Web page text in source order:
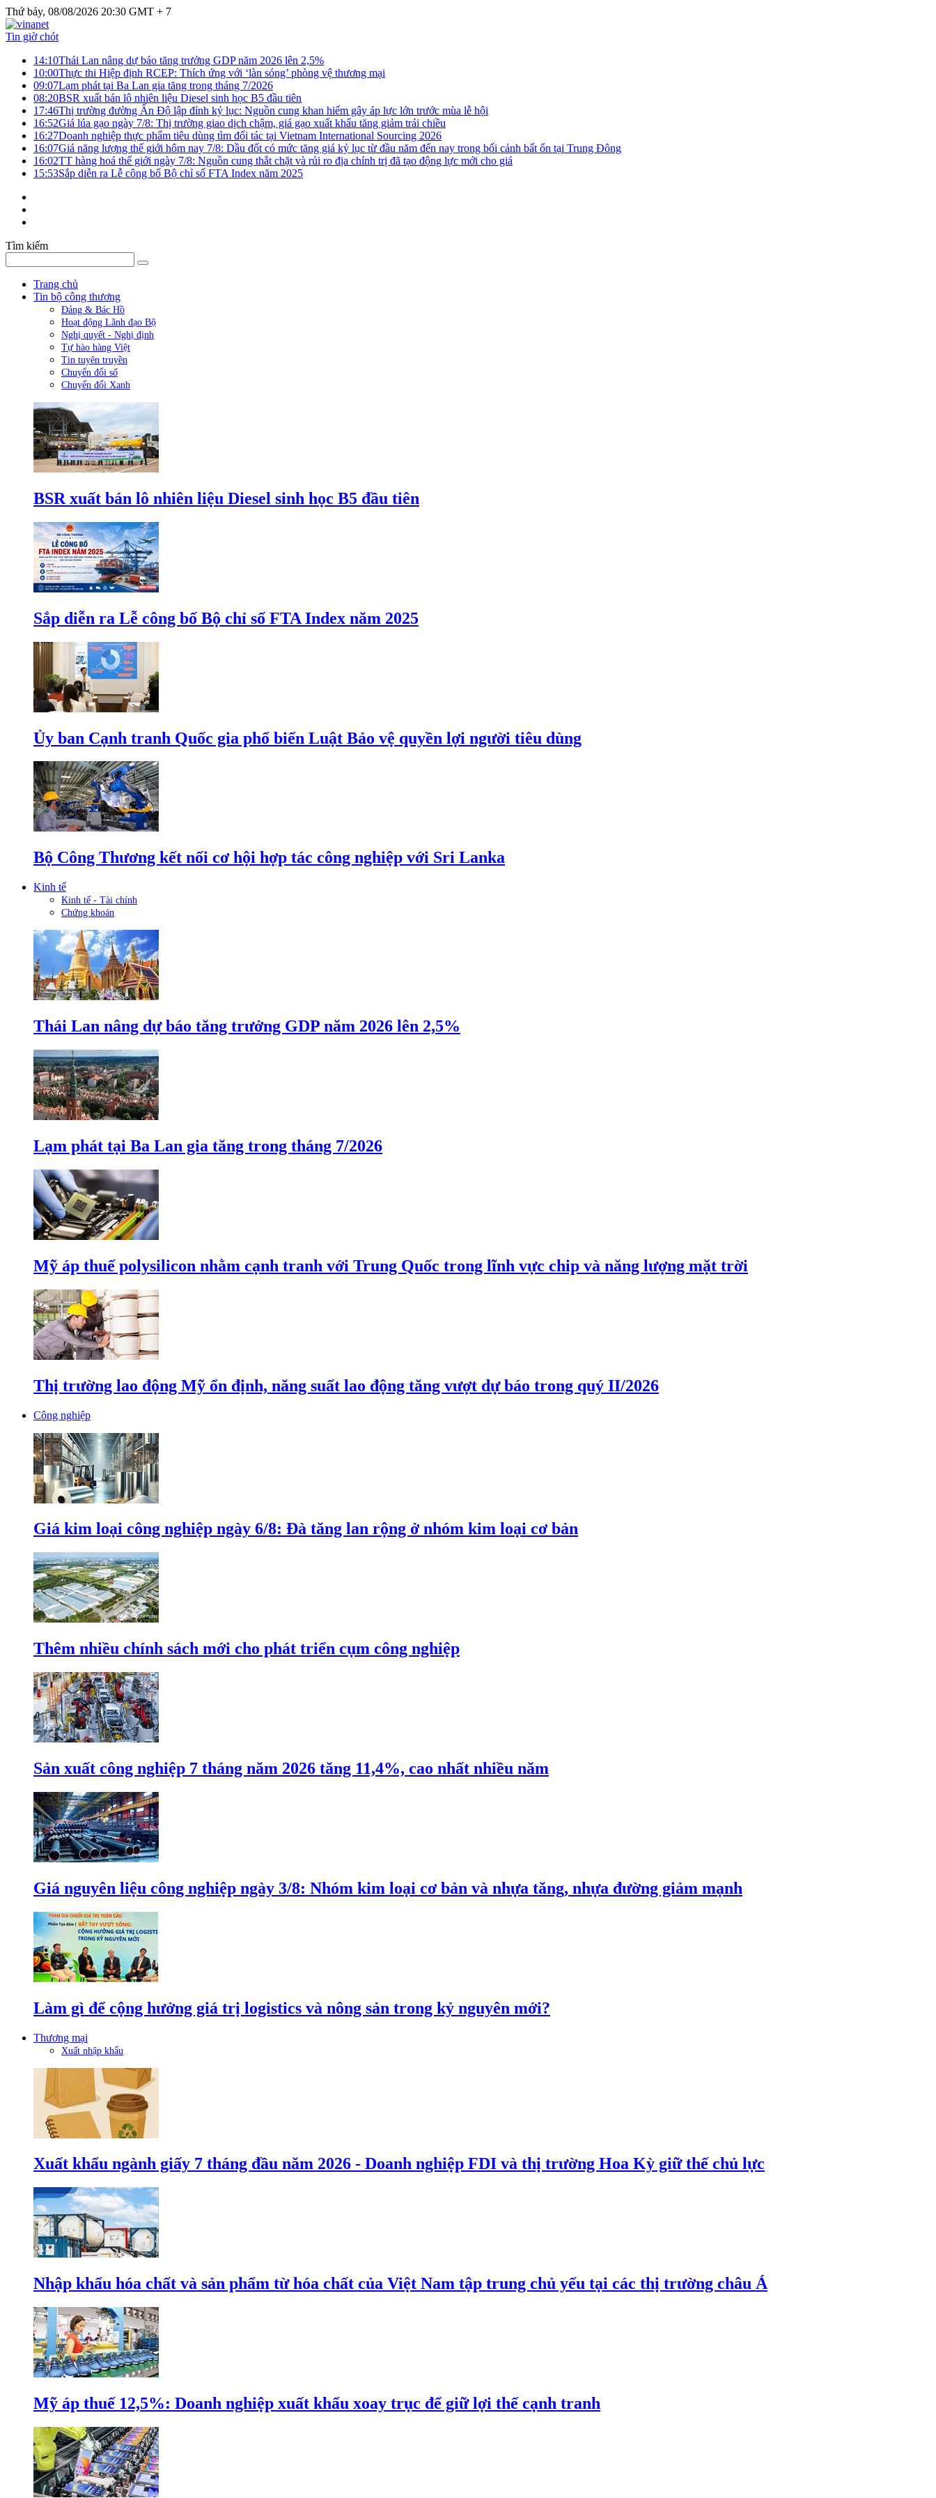
Thứ bảy, 08/08/2026 20:30 GMT + 7
Tin giờ chót
14:10Thái Lan nâng dự báo tăng trưởng GDP năm 2026 lên 2,5%
10:00Thực thi Hiệp định RCEP: Thích ứng với ‘làn sóng’ phòng vệ thương mại
09:07Lạm phát tại Ba Lan gia tăng trong tháng 7/2026
08:20BSR xuất bán lô nhiên liệu Diesel sinh học B5 đầu tiên
17:46Thị trường đường Ấn Độ lập đỉnh kỷ lục: Nguồn cung khan hiếm gây áp lực lớn trước mùa lễ hội
16:52Giá lúa gạo ngày 7/8: Thị trường giao dịch chậm, giá gạo xuất khẩu tăng giảm trái chiều
16:27Doanh nghiệp thực phẩm tiêu dùng tìm đối tác tại Vietnam International Sourcing 2026
16:07Giá năng lượng thế giới hôm nay 7/8: Dầu đốt có mức tăng giá kỷ lục từ đầu năm đến nay trong bối cảnh bất ổn tại Trung Đông
16:02TT hàng hoá thế giới ngày 7/8: Nguồn cung thắt chặt và rủi ro địa chính trị đã tạo động lực mới cho giá
15:53Sắp diễn ra Lễ công bố Bộ chỉ số FTA Index năm 2025
Tìm kiếm
Trang chủ
Tin bộ công thương
Đảng & Bác Hồ
Hoạt động Lãnh đạo Bộ
Nghị quyết - Nghị định
Tự hào hàng Việt
Tin tuyên truyền
Chuyển đổi số
Chuyển đổi Xanh
BSR xuất bán lô nhiên liệu Diesel sinh học B5 đầu tiên
Sắp diễn ra Lễ công bố Bộ chỉ số FTA Index năm 2025
Ủy ban Cạnh tranh Quốc gia phổ biến Luật Bảo vệ quyền lợi người tiêu dùng
Bộ Công Thương kết nối cơ hội hợp tác công nghiệp với Sri Lanka
Kinh tế
Kinh tế - Tài chính
Chứng khoán
Thái Lan nâng dự báo tăng trưởng GDP năm 2026 lên 2,5%
Lạm phát tại Ba Lan gia tăng trong tháng 7/2026
Mỹ áp thuế polysilicon nhằm cạnh tranh với Trung Quốc trong lĩnh vực chip và năng lượng mặt trời
Thị trường lao động Mỹ ổn định, năng suất lao động tăng vượt dự báo trong quý II/2026
Công nghiệp
Giá kim loại công nghiệp ngày 6/8: Đà tăng lan rộng ở nhóm kim loại cơ bản
Thêm nhiều chính sách mới cho phát triển cụm công nghiệp
Sản xuất công nghiệp 7 tháng năm 2026 tăng 11,4%, cao nhất nhiều năm
Giá nguyên liệu công nghiệp ngày 3/8: Nhóm kim loại cơ bản và nhựa tăng, nhựa đường giảm mạnh
Làm gì để cộng hưởng giá trị logistics và nông sản trong kỷ nguyên mới?
Thương mại
Xuất nhập khẩu
Xuất khẩu ngành giấy 7 tháng đầu năm 2026 - Doanh nghiệp FDI và thị trường Hoa Kỳ giữ thế chủ lực
Nhập khẩu hóa chất và sản phẩm từ hóa chất của Việt Nam tập trung chủ yếu tại các thị trường châu Á
Mỹ áp thuế 12,5%: Doanh nghiệp xuất khẩu xoay trục để giữ lợi thế cạnh tranh